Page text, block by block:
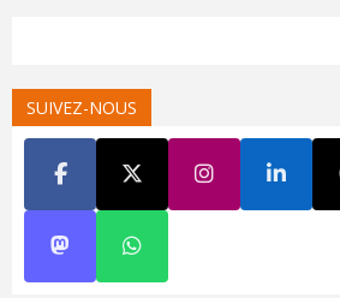
SUIVEZ-NOUS